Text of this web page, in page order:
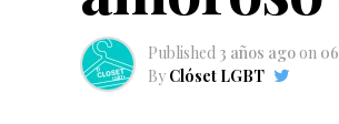
Published 3 años ago on
By Clóset LGBT